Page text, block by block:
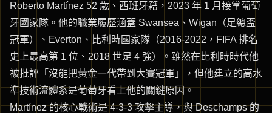
Roberto Martínez 52 歲、西班牙籍，2023 年 1 月接掌葡萄
牙國家隊。他的職業履歷涵蓋 Swansea、Wigan（足總盃
冠軍）、Everton、比利時國家隊（2016-2022，FIFA 排名
史上最高第 1 位、2018 世足 4 強）。雖然在比利時時代他
被批評「沒能把黃金一代帶到大賽冠軍」，但他建立的高水
準技術流體系是葡萄牙看上他的關鍵原因。
Martínez 的核心戰術是 4-3-3 攻擊主導，與 Deschamps 的